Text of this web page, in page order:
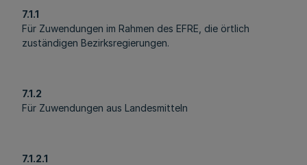
7.1.1
Für Zuwendungen im Rahmen des EFRE, die örtlich
zuständigen Bezirksregierungen.
7.1.2
Für Zuwendungen aus Landesmitteln
7.1.2.1